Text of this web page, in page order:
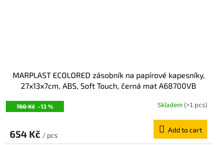
760 Kč –13 %
MARPLAST ECOLORED zásobník na papírové kapesníky,
27x13x7cm, ABS, Soft Touch, černá mat A68700VB
Skladem (>1 pcs)
654 Kč / pcs
Add to cart